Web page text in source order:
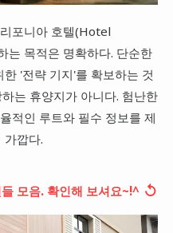
포니아 호텔(Hotel
목적은 명확하다. 단순한
'전략 기지'를 확보하는 것
는 휴양지가 아니다. 험난한
적인 루트와 필수 정보를 제
가깝다.
모음. 확인해 보셔요~!^ ↺